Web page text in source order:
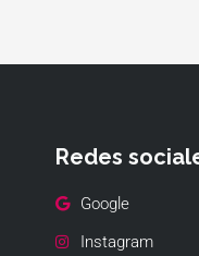
Redes
Google
Instagram